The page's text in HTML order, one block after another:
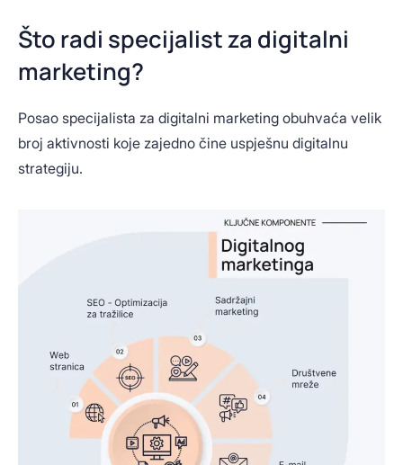
Što radi specijalist za digitalni
marketing?
Posao specijalista za digitalni marketing obuhvaća velik
broj aktivnosti koje zajedno čine uspješnu digitalnu
strategiju.